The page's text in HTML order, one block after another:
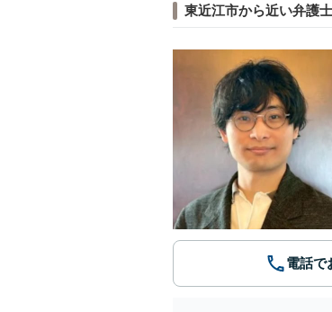
東近江市から近い弁護士
電話で